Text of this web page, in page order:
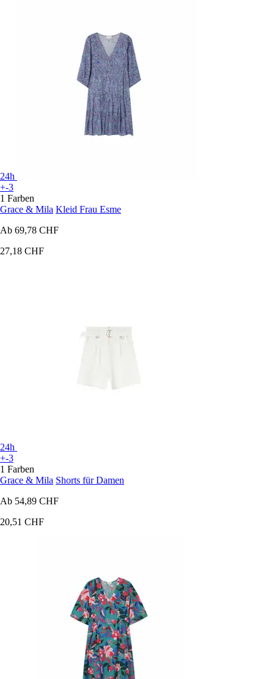
24h
+-3
1 Farben
Grace & Mila Kleid Frau Esme
Ab 69,78 CHF
27,18 CHF
24h
+-3
1 Farben
Grace & Mila Shorts für Damen
Ab 54,89 CHF
20,51 CHF